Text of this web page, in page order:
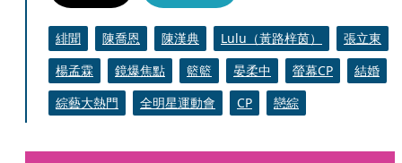
緋聞 陳喬恩 陳漢典 Lulu（黃路梓茵）
張立東
楊孟霖
鏡爆焦點 籃籃 晏柔中 螢幕CP
結婚
綜藝大熱門
全明星運動會 CP 戀綜